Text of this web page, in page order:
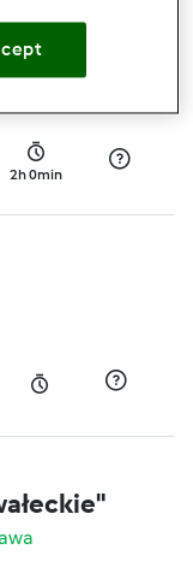
2h 0min